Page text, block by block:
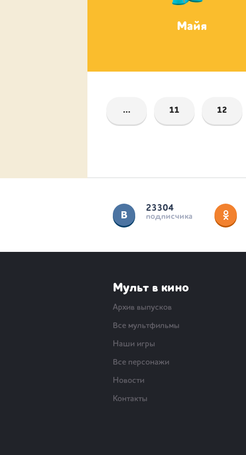
Майя
... 11 12
23304
подписчика
Мульт в кино
Архив выпусков
Все мультфильмы
Наши игры
Все персонажи
Новости
Контакты